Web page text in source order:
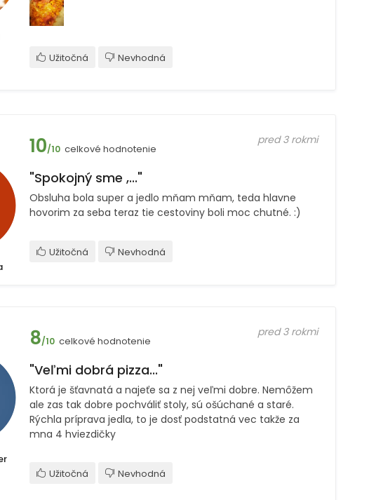
Užitočná Nevhodná
10/10 celkové hodnotenie
pred 3 rokmi
"Spokojný sme ,..."
Obsluha bola super a jedlo mňam mňam, teda hlavne
hovorim za seba teraz tie cestoviny boli moc chutné. :)
Užitočná Nevhodná
8/10 celkové hodnotenie
pred 3 rokmi
"Veľmi dobrá pizza..."
Ktorá je šťavnatá a najeťe sa z nej veľmi dobre. Nemôžem
ale zas tak dobre pochváliť stoly, sú ošúchané a staré.
Rýchla príprava jedla, to je dosť podstatná vec takže za
mna 4 hviezdičky
Užitočná Nevhodná